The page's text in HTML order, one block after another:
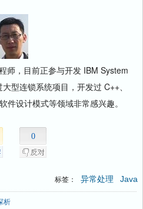
，目前正参与开发 IBM System
型连锁系统项目，开发过 C++、
设计模式等领域非常感兴趣。
0
标签： 异常处理 Java
析